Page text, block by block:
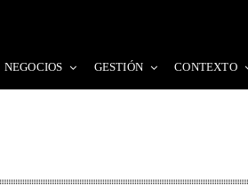
NEGOCIOS GESTIÓN CONTEXTO